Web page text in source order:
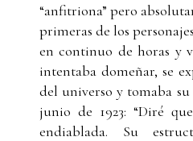
“anfitriona” pero
primeras de los
en continuo de horas y
intentaba domeñar, se
del universo y tomaba su
junio de 1923: “Diré
endiablada. Su